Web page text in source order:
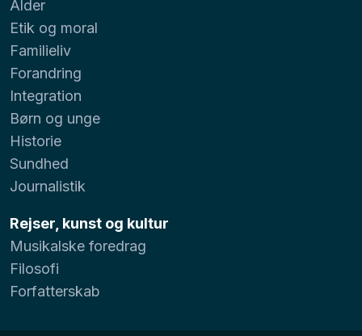
Alder
Etik og moral
Familieliv
Forandring
Integration
Børn og unge
Historie
Sundhed
Journalistik
Rejser, kunst og kultur
Musikalske foredrag
Filosofi
Forfatterskab